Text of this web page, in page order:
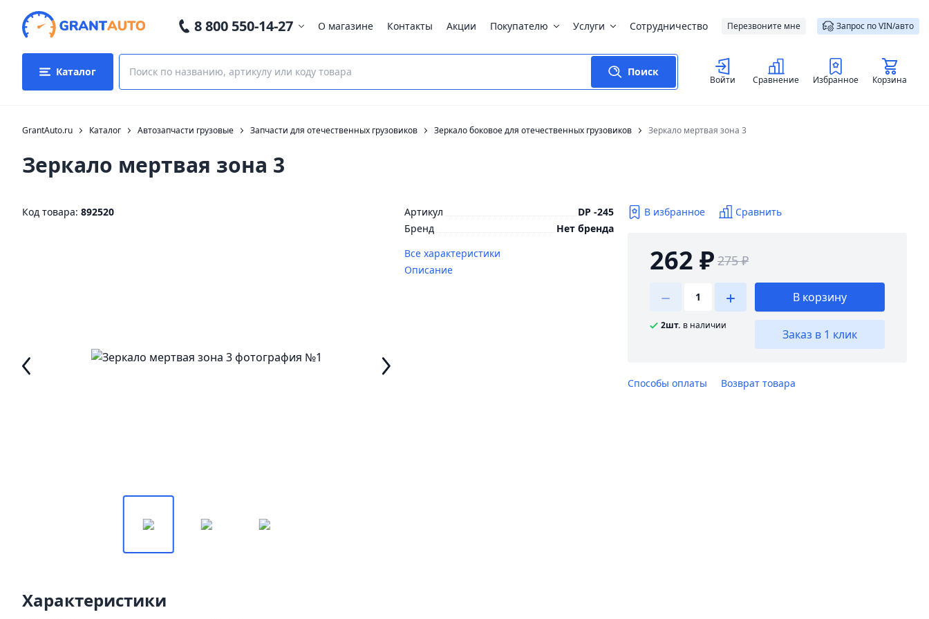
8 800 550-14-27 О магазине Контакты Акции Покупателю Услуги Сотрудничество Перезвоните мне Запрос по VIN/авто
Каталог Поиск
Войти Сравнение Избранное Корзина
GrantAuto.ru Каталог Автозапчасти грузовые Запчасти для отечественных грузовиков Зеркало боковое для отечественных грузовиков Зеркало мертвая зона 3
Зеркало мертвая зона 3
Код товара: 892520 Артикул
DP -245
Бренд
Нет бренда
Все характеристики
Описание
В избранное Сравнить
262 ₽ 275 ₽
2шт. в наличии
В корзину
Заказ в 1 клик
Способы оплаты Возврат товара
Характеристики